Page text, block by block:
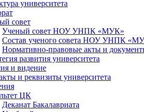
университета
совет
Ученый совет НОУ УНПК «МУК»
Состав ученого совета НОУ УНПК
Нормативно-правовые акты и
развития университета
и видение
и реквизиты университета
ЦК
Деканат Бакалавриата